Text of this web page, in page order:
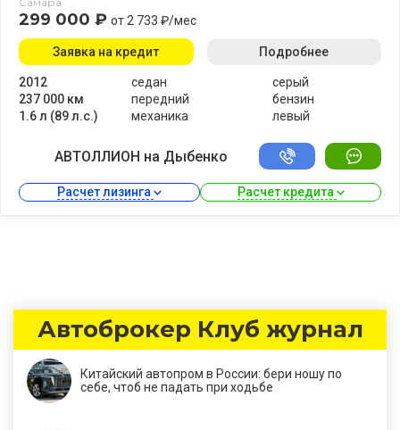
299 000 ₽ от 2 733 ₽/мес
2012
237 000 км
1.6 л (89 л.с.)
седан
передний
механика
серый
бензин
левый
Заявка на кредит Подробнее
АВТОЛЛИОН на Дыбенко
Расчет лизинга Расчет кредита
Автоброкер Клуб журнал
Китайский автопром в России: бери ношу по
себе, чтоб не падать при ходьбе